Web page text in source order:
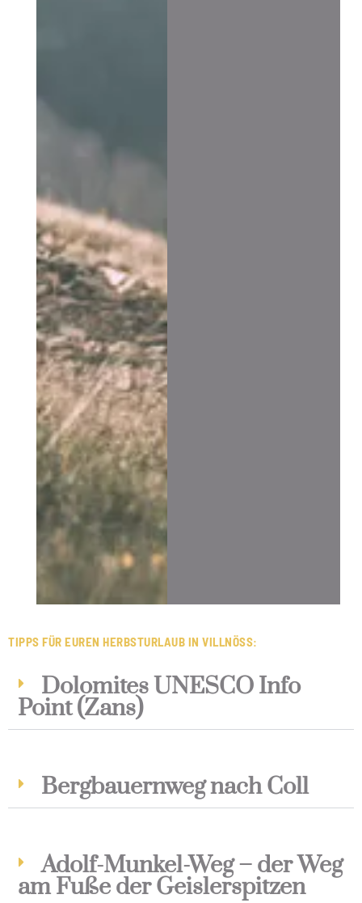
TIPPS FÜR EUREN HERBSTURLAUB IN VILLNÖSS:
Dolomites UNESCO Info
Point (Zans)
Bergbauernweg nach Coll
Adolf-Munkel-Weg – der Weg
am Fuße der Geislerspitzen